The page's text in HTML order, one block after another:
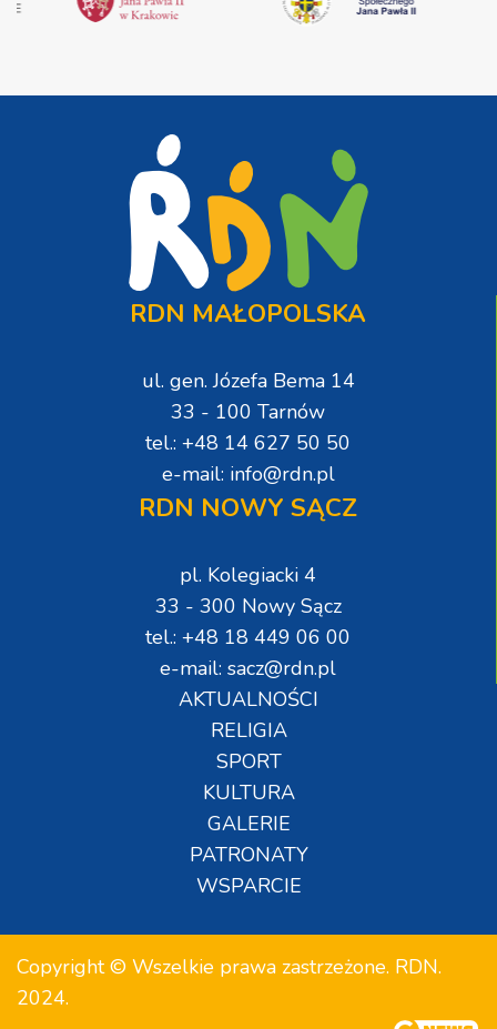
RDN MAŁOPOLSKA
ul. gen. Józefa Bema 14
33 - 100 Tarnów
tel.: +48 14 627 50 50
e-mail: info@rdn.pl
RDN NOWY SĄCZ
pl. Kolegiacki 4
33 - 300 Nowy Sącz
tel.: +48 18 449 06 00
e-mail: sacz@rdn.pl
AKTUALNOŚCI
RELIGIA
SPORT
KULTURA
GALERIE
PATRONATY
WSPARCIE
Copyright © Wszelkie prawa zastrzeżone. RDN.
2024.